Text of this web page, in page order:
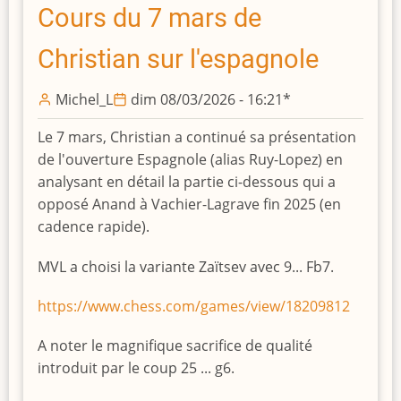
sa
lancée
!
Cours du 7 mars de
Christian sur l'espagnole
Michel_L dim 08/03/2026 - 16:21*
Le 7 mars, Christian a continué sa présentation
de l'ouverture Espagnole (alias Ruy-Lopez) en
analysant en détail la partie ci-dessous qui a
opposé Anand à Vachier-Lagrave fin 2025 (en
cadence rapide).
MVL a choisi la variante Zaïtsev avec 9... Fb7.
https://www.chess.com/games/view/18209812
A noter le magnifique sacrifice de qualité
introduit par le coup 25 ... g6.